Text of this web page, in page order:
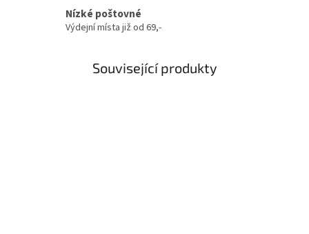
Nízké poštovné
Výdejní místa již od 69,-
Související produkty